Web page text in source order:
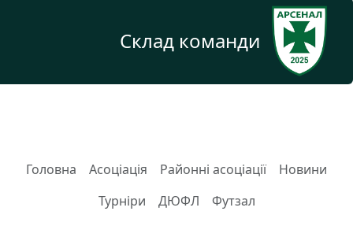
Склад команди
Головна Асоціація Районні асоціації
Новини
Турніри
ДЮФЛ Футзал